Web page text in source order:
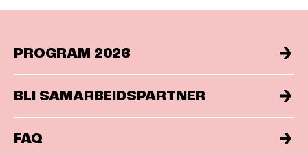
PROGRAM 2026
BLI SAMARBEIDSPARTNER
FAQ